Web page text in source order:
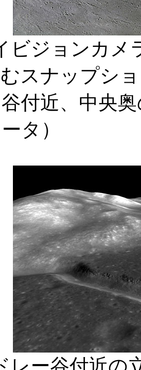
ジョンカメ
スナップシ
付近、中央
タ）
ー谷付近の